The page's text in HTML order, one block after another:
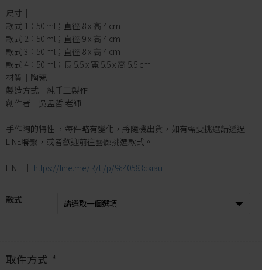
尺寸｜
款式 1：50 ml；直徑 8 x 高 4 cm
款式 2：50 ml；直徑 9 x 高 4 cm
款式 3：50 ml；直徑 8 x 高 4 cm
款式 4：50 ml；長 5.5 x 寬 5.5 x 高 5.5 cm
材質｜陶瓷
製造方式｜純手工製作
創作者｜吳孟哲 老師
手作陶的特性 ，每件略有變化，將隨機出貨，如有需要挑選請透過
LINE聯繫，或者歡迎前往藝廊挑選款式。
LINE │ https://line.me/R/ti/p/%40583qxiau
款式
取件方式 *